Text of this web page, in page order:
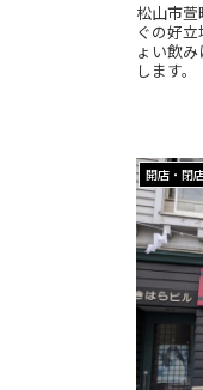
松山市
ぐの好
ょい飲
します。
開店・閉